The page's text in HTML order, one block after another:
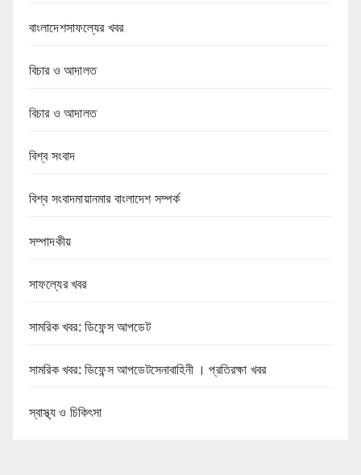
বাংলাদেশসাফল্যের খবর
বিচার ও আদালত
বিচার ও আদালত
বিশ্ব সংবাদ
বিশ্ব সংবাদমায়ানমার বাংলাদেশ সম্পর্ক
সম্পাদকীয়
সাফল্যের খবর
সামরিক খবর: ডিফেন্স আপডেট
সামরিক খবর: ডিফেন্স আপডেটসেনাবাহিনী । প্রতিরক্ষা খবর
স্বাস্থ্য ও চিকিৎসা